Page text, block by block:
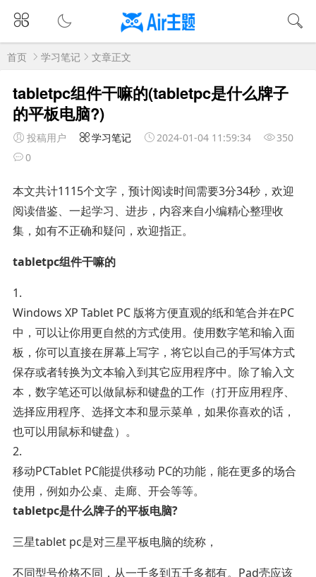
首页 学习笔记 文章正文
tabletpc组件干嘛的(tabletpc是什么牌子
的平板电脑?)
投稿用户 学习笔记 2024-01-04 11:59:34
350
0
本文共计1115个文字，预计阅读时间需要3分34秒，欢迎
阅读借鉴、一起学习、进步，内容来自小编精心整理收
集，如有不正确和疑问，欢迎指正。
tabletpc组件干嘛的
1.
Windows XP Tablet PC 版将方便直观的纸和笔合并在PC
中，可以让你用更自然的方式使用。使用数字笔和输入面
板，你可以直接在屏幕上写字，将它以自己的手写体方式
保存或者转换为文本输入到其它应用程序中。除了输入文
本，数字笔还可以做鼠标和键盘的工作（打开应用程序、
选择应用程序、选择文本和显示菜单，如果你喜欢的话，
也可以用鼠标和键盘）。
2.
移动PCTablet PC能提供移动 PC的功能，能在更多的场合
使用，例如办公桌、走廊、开会等等。
tabletpc是什么牌子的平板电脑?
三星tablet pc是对三星平板电脑的统称，
不同型号价格不同，从一千多到五千多都有。Pad壳应该